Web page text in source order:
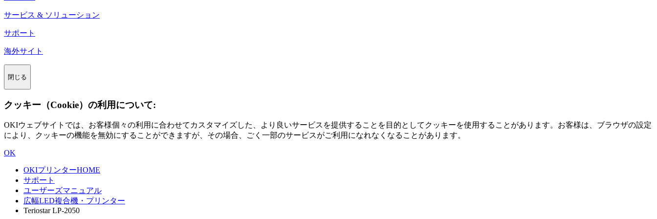
サービス & ソリューション
サポート
海外サイト
閉じる
クッキー（Cookie）の利用について:
OKIウェブサイトでは、お客様個々の利用に合わせてカスタマイズした、より良いサービスを提供することを目的としてクッキーを使用することがあります。お客様は、ブラウザの設定
により、クッキーの機能を無効にすることができますが、その場合、ごく一部のサービスがご利用になれなくなることがあります。
OK
OKIプリンターHOME
サポート
ユーザーズマニュアル
広幅LED複合機・プリンター
Teriostar LP-2050